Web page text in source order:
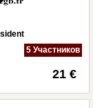
5 Участников
21 €